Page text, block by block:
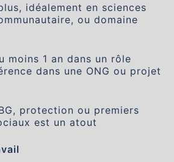
idéalement en sciences
ou domaine
moins 1 an dans un rôle
dans une ONG ou projet
protection ou premiers
est un atout